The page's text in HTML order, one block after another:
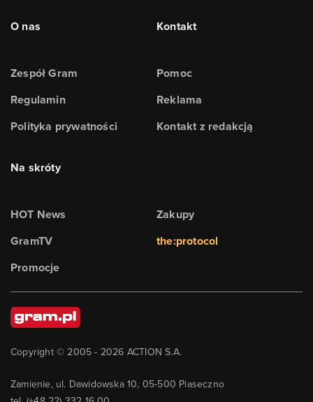
O nas
Zespół Gram
Regulamin
Polityka prywatności
Kontakt
Pomoc
Reklama
Kontakt z redakcją
Na skróty
HOT News
GramTV
Promocje
Zakupy
the:protocol
Copyright © 2005 - 2026 ACTION S.A.
Zamienie, ul. Dawidowska 10, 05-500 Piaseczno